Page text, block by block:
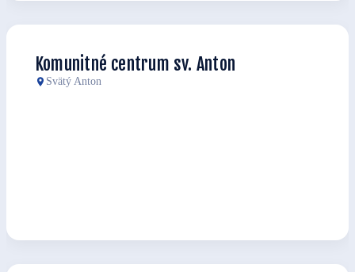
Komunitné centrum sv. Anton
Svätý Anton